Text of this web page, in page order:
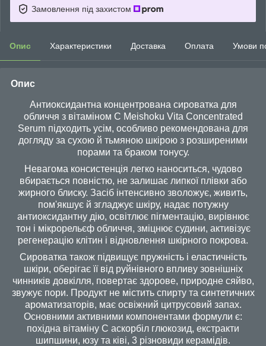
Замовлення під захистом
Опис Характеристики Доставка Оплата Умови
Опис
Антиоксидантна концентрована сироватка для
обличчя з вітаміном C Meishoku Vita Concentrated
Serum підходить усім, особливо рекомендована для
догляду за сухою й тьмяною шкірою з розширеними
порами та браком тонусу.
Невагома консистенція легко наноситься, чудово
вбирається повністю, не залишає липкої плівки або
жирного блиску. Засіб інтенсивно зволожує, живить,
пом'якшує й згладжує шкіру, надає потужну
антиоксидантну дію, освітлює пігментацію, вирівнює
тон і мікрорельєф обличчя, зміцнює судини, активізує
регенерацію клітин і відновлення шкірного покрова.
Сироватка також підвищує пружність і еластичність
шкіри, оберігає її від руйнівного впливу зовнішніх
чинників довкілля, повертає здорове, природне сяйво,
звужує пори. Продукт не містить спирту та синтетичних
ароматизаторів, має освіжний цитрусовий запах.
Основними активними компонентами формули є:
похідна вітаміну C аскорбіл глюкозид, екстракти
шипшини, юзу та ківі, 3 різновиди керамідів.